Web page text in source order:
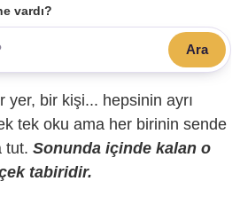
vardı?
Ara
yer, bir kişi... hepsinin ayrı
tek oku ama her birinin sende
tut. Sonunda içinde kalan o
tabiridir.